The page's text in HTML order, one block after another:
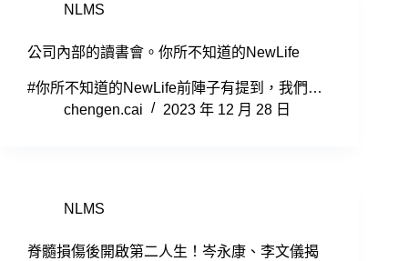
NLMS
公司內部的讀書會。你所不知道的NewLife
#你所不知道的NewLife前陣子有提到，我們…
chengen.cai
2023 年 12 月 28 日
NLMS
脊髓損傷後開啟第二人生！岑永康、李文儀揭